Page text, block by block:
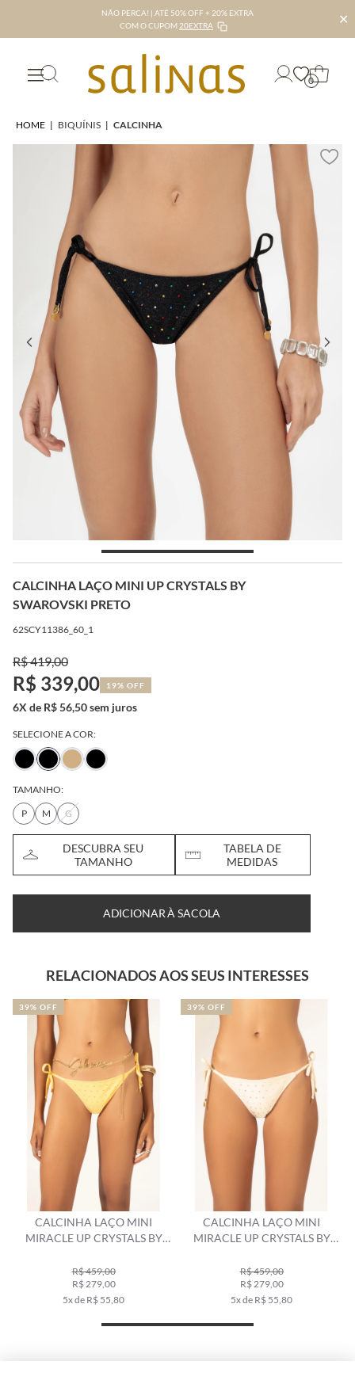
NÃO PERCA! | ATÉ 50% OFF + 20% EXTRA
COM O CUPOM 20EXTRA ✕
0
HOME | BIQUÍNIS | CALCINHA
CALCINHA LAÇO MINI UP CRYSTALS BY
SWAROVSKI PRETO
62SCY11386_60_1
R$ 419,00
R$ 339,00 19% OFF
6X de R$ 56,50 sem juros
SELECIONE A COR:
TAMANHO:
P
M G
DESCUBRA SEU
TAMANHO
TABELA DE
MEDIDAS
ADICIONAR À SACOLA
RELACIONADOS AOS SEUS INTERESSES
CALCINHA LAÇO MINI
MIRACLE UP CRYSTALS BY
AMARELO CLARO
R$ 459,00
R$ 279,00
5x de R$ 55,80
39% OFF
CALCINHA LAÇO MINI
MIRACLE UP CRYSTALS BY
WHITE
R$ 459,00
R$ 279,00
5x de R$ 55,80
39% OFF